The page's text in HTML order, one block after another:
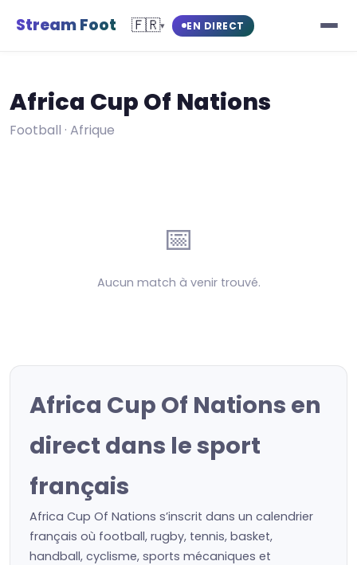
Stream Foot 🇫🇷▾ EN DIRECT
Africa Cup Of Nations
Football · Afrique
📅
Aucun match à venir trouvé.
Africa Cup Of Nations en
direct dans le sport
français
Africa Cup Of Nations s’inscrit dans un calendrier
français où football, rugby, tennis, basket,
handball, cyclisme, sports mécaniques et